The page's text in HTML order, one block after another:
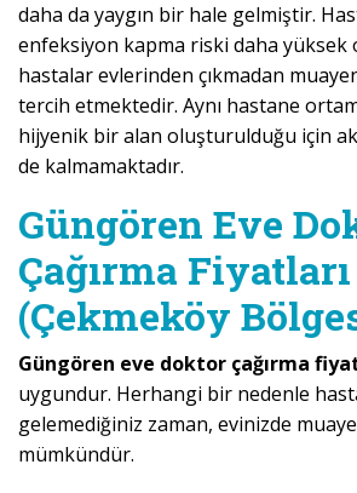
daha da yaygın bir hale gelmiştir.
enfeksiyon kapma riski daha yüksek
hastalar evlerinden çıkmadan
tercih etmektedir. Aynı hastane
hijyenik bir alan oluşturulduğu için
de kalmamaktadır.
Güngören Eve
Çağırma Fiyatları
(Çekmeköy
Güngören eve doktor çağırma
uygundur. Herhangi bir nedenle
gelemediğiniz zaman, evinizde
mümkündür.